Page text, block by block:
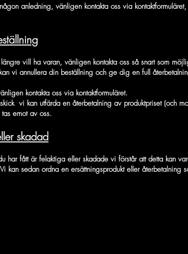
anledning, vänligen kontakta oss via
vill ha varan, vänligen kontakta oss så snart som
vi annullera din beställning och ge dig en full
kontakta oss via kontaktformuläret.
vi kan utfärda en återbetalning av produktpriset (och
emot av oss.
skadad
har fått är felaktiga eller skadade vi förstår att detta kan
kan sedan ordna en ersättningsprodukt eller återbetalning